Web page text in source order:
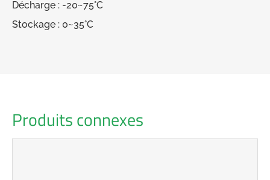
Décharge : -20~75°C
Stockage : 0~35°C
Produits connexes